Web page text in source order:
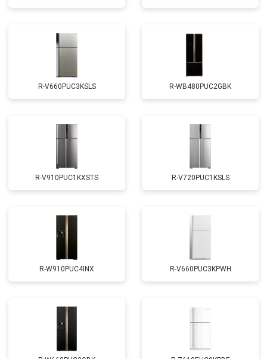
R-V660PUC3KSLS R-WB480PUC2GBK
R-V910PUC1KXSTS R-V720PUC1KSLS
R-W910PUC4INX R-V660PUC3KPWH